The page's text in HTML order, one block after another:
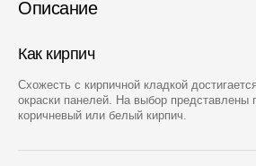
Описание
Как кирпич
Схожесть с кирпичной кладкой
окраски панелей. На выбор
коричневый или белый кирпич.